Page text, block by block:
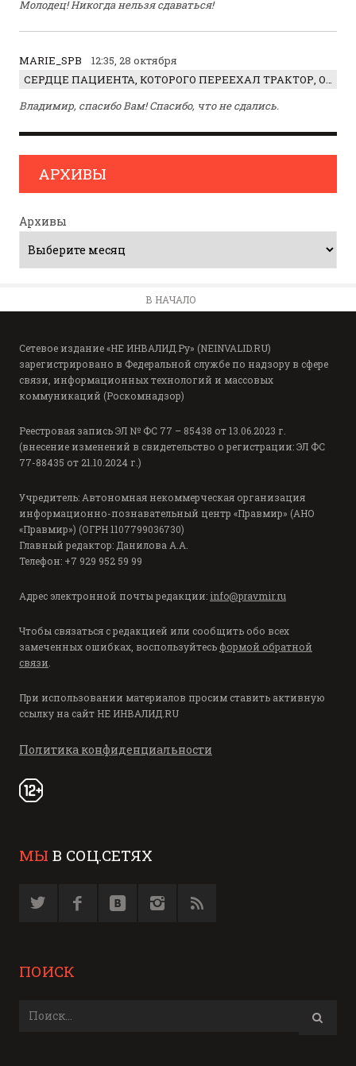
Молодец! Никогда нельзя сдаваться!
MARIE_SPB
12:35, 28 октября
СЕРДЦЕ ПАЦИЕНТА, КОТОРОГО ПЕРЕЕХАЛ ТРАКТОР, ОБНАРУЖИЛИ… В ЖИВОТЕ
Владимир, спасибо Вам! Спасибо, что не сдались.
АРХИВЫ
Архивы
В НАЧАЛО
Сетевое издание «НЕ ИНВАЛИД.Ру» (NEINVALID.RU)
зарегистрировано в Федеральной службе по надзору в сфере
связи, информационных технологий и массовых
коммуникаций (Роскомнадзор)
Реестровая запись ЭЛ № ФС 77 – 85438 от 13.06.2023 г.
(внесение изменений в свидетельство о регистрации: ЭЛ ФС
77-88435 от 21.10.2024 г.)
Учредитель: Автономная некоммерческая организация
информационно-познавательный центр «Правмир» (АНО
«Правмир») (ОГРН 1107799036730)
Главный редактор: Данилова А.А.
Телефон: +7 929 952 59 99
Адрес электронной почты редакции: info@pravmir.ru
Чтобы связаться с редакцией или сообщить обо всех
замеченных ошибках, воспользуйтесь формой обратной
связи
При использовании материалов просим ставить активную
ссылку на сайт НЕ ИНВАЛИД.RU
Политика конфиденциальности
МЫ В СОЦ.СЕТЯХ
ПОИСК